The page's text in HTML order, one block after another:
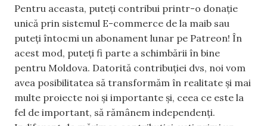
Pentru aceasta, puteți contribui printr-o donație
unică prin sistemul E-commerce de la maib sau
puteți întocmi un abonament lunar pe Patreon! În
acest mod, puteți fi parte a schimbării în bine
pentru Moldova. Datorită contribuției dvs, noi vom
avea posibilitatea să transformăm în realitate și mai
multe proiecte noi și importante și, ceea ce este la
fel de important, să rămânem independenți.